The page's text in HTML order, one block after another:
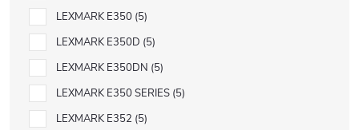
LEXMARK E350 5
LEXMARK E350D 5
LEXMARK E350DN 5
LEXMARK E350 SERIES 5
LEXMARK E352 5